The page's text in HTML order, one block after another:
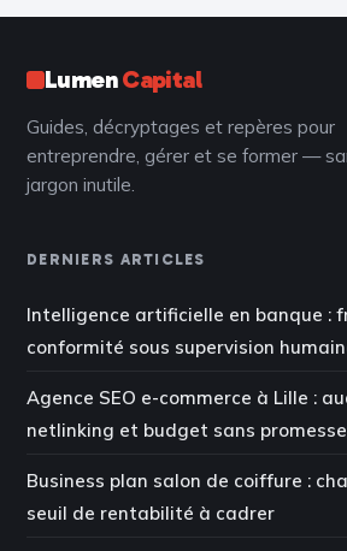
patients
LumenCapital
Guides, décryptages et repères pour
entreprendre, gérer et se former —
jargon inutile.
DERNIERS ARTICLES
Intelligence artificielle en banque :
conformité sous supervision
Agence SEO e-commerce à Lille :
netlinking et budget sans
Business plan salon de coiffure :
seuil de rentabilité à cadrer